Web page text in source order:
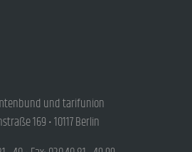
und tarifunion
169 • 10117 Berlin